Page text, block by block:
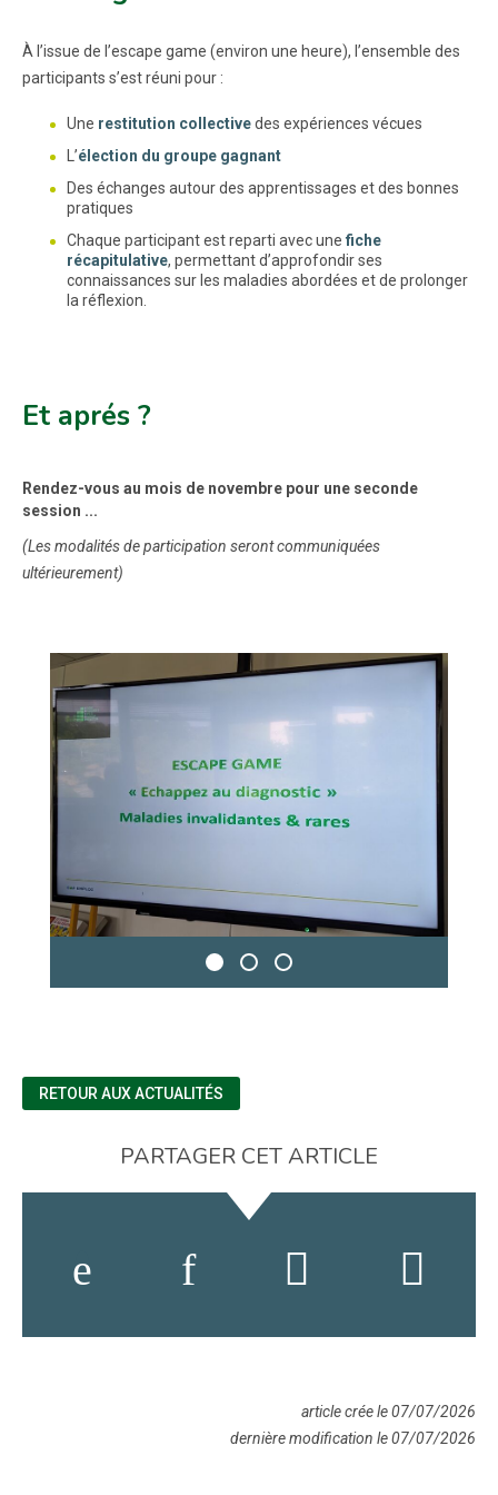
À l’issue de l’escape game (environ une heure), l’ensemble des
participants s’est réuni pour :
Une restitution collectivedes expériences vécues
L’élection du groupe gagnant
Des échanges autour des apprentissages et des bonnes
pratiques
Chaque participant est reparti avec une fiche
récapitulative, permettant d’approfondir ses
connaissances sur les maladies abordées et de prolonger
la réflexion.
Et aprés ?
Rendez-vous au mois de novembre pour une seconde
session ...
(Les modalités de participation seront communiquées
ultérieurement)
RETOUR AUX ACTUALITÉS
PARTAGER CET ARTICLE
article crée le 07/07/2026
dernière modification le 07/07/2026